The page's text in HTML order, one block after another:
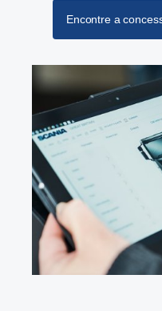
Encontre a